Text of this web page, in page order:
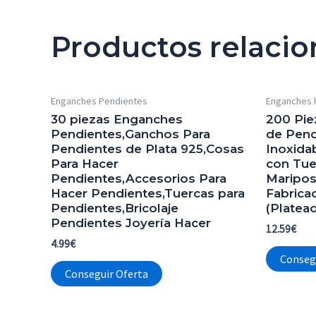
Productos
Enganches Pendientes
30 piezas Enganches
Pendientes,Ganchos Para
Pendientes de Plata 925,Cosas
Para Hacer
Pendientes,Accesorios Para
Hacer Pendientes,Tuercas para
Pendientes,Bricolaje
Pendientes Joyería Hacer
4.99€
Conseguir Oferta
Enganches
200
de
con
12.59€